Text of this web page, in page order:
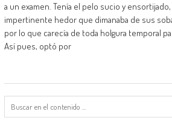
a un examen. Tenía el pelo sucio y
impertinente hedor que dimanaba de sus
por lo que carecía de toda holgura temporal
Así pues, optó por